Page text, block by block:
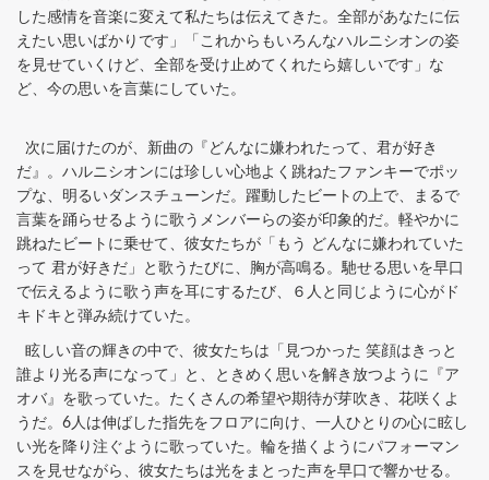
した感情を音楽に変えて私たちは伝えてきた。全部があなたに伝
えたい思いばかりです」「これからもいろんなハルニシオンの姿
を見せていくけど、全部を受け止めてくれたら嬉しいです」な
ど、今の思いを言葉にしていた。
次に届けたのが、新曲の『どんなに嫌われたって、君が好き
だ』。ハルニシオンには珍しい心地よく跳ねたファンキーでポッ
プな、明るいダンスチューンだ。躍動したビートの上で、まるで
言葉を踊らせるように歌うメンバーらの姿が印象的だ。軽やかに
跳ねたビートに乗せて、彼女たちが「もう どんなに嫌われていた
って 君が好きだ」と歌うたびに、胸が高鳴る。馳せる思いを早口
で伝えるように歌う声を耳にするたび、６人と同じように心がド
キドキと弾み続けていた。
眩しい音の輝きの中で、彼女たちは「見つかった 笑顔はきっと
誰より光る声になって」と、ときめく思いを解き放つように『ア
オバ』を歌っていた。たくさんの希望や期待が芽吹き、花咲くよ
うだ。6人は伸ばした指先をフロアに向け、一人ひとりの心に眩し
い光を降り注ぐように歌っていた。輪を描くようにパフォーマン
スを見せながら、彼女たちは光をまとった声を早口で響かせる。